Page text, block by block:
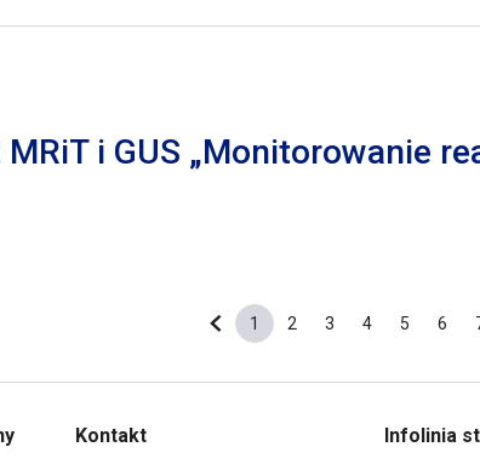
i GUS „Monitorowanie
Poprzednia strona
Bieżąca strona
1
Strona
2
Strona
3
Strona
4
Strona
5 6
Kontakt Infolinia